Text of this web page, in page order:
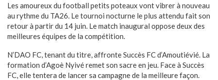
Les amoureux du football petits poteaux vont vibrer à nouveau
au rythme du TA26. Le tournoi nocturne le plus attendu fait son
retour à partir du 14 juin. Le match inaugural oppose deux des
meilleures équipes de la compétition.
N’DAO FC, tenant du titre, affronte Succès FC d’Amoutiévié. La
formation d’Agoè Nyivé remet son sacre en jeu. Face à Succès
FC, elle tentera de lancer sa campagne de la meilleure façon.